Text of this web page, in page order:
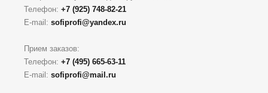
Телефон: +7 (925) 748-82-21
E-mail: sofiprofi@yandex.ru
Прием заказов:
Телефон: +7 (495) 665-63-11
E-mail: sofiprofi@mail.ru